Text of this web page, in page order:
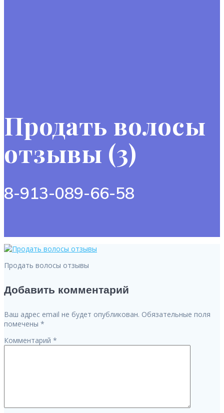
Продать волосы
отзывы (3)
8-913-089-66-58
Продать волосы отзывы
Добавить комментарий
Ваш адрес email не будет опубликован. Обязательные поля
помечены *
Комментарий *